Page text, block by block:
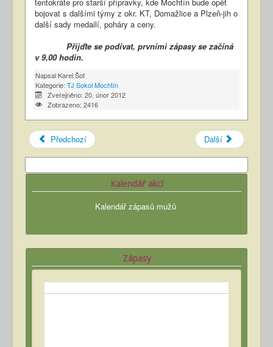
tentokráte pro starší přípravky, kde Mochtín bude opět
bojovat s dalšími týmy z okr. KT, Domažlice a Plzeň-jih o
další sady medailí, poháry a ceny.
Přijďte se podívat, prvními zápasy se začíná
v 9,00 hodin.
Napsal Karel Šot
Kategorie: TJ Sokol Mochtín
Zveřejněno: 20. únor 2012
Zobrazeno: 2416
Předchozí Další
Kalendář akcí
Kalendář zápasů mužů
Zápasy